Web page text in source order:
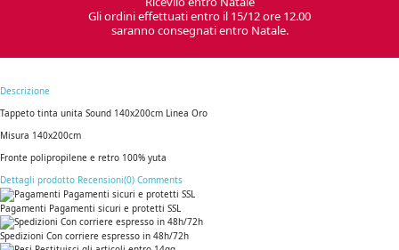
Gli ordini effettuati entro il 15/12 ore 12.00
saranno consegnati entro Natale.
Descrizione
Tappeto tinta unita Sound 140x200cm Linea Oro
Misura 140x200cm
Fronte polipropilene e retro 100% yuta
Dettagli prodotto Recensioni(0) Comments
Pagamenti Pagamenti sicuri e protetti SSL
Spedizioni Con corriere espresso in 48h/72h